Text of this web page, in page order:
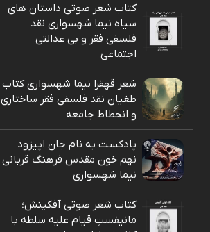
کتاب شعر صوتی داستان های
سیاه نیما شهسواری نقد
فلسفی فقر و بی عدالتی
اجتماعی
شعر قهقرا نیما شهسواری کتاب
طغیان نقد فلسفی فقر ساختاری
و انحطاط جامعه
پادکست به نام جان اپیزود
نهم خون مقدس فرهنگ قربانی
نیما شهسواری
کتاب شعر صوتی آفکینش؛
مانیفستِ قیام علیه سلطه با